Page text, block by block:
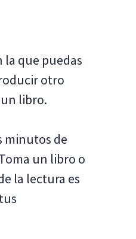
la que puedas
otro
libro.
minutos de
un libro o
la lectura es